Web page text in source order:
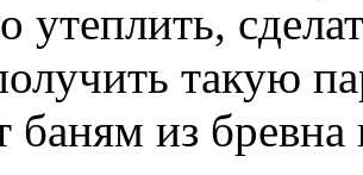
утеплить,
такую
баням из